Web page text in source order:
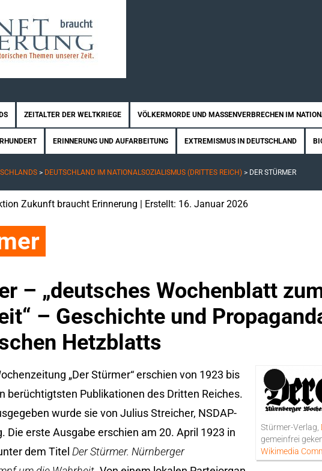
ZEITALTER DER WELTKRIEGE VÖLKERMORDE UND MASSENVERBRECHEN IM
ERINNERUNG UND AUFARBEITUNG EXTREMISMUS IN DEUTSCHLAND
> DEUTSCHLAND IM NATIONALSOZIALISMUS (DRITTES REICH) > DER STÜRMER
Zukunft braucht Erinnerung | Erstellt: 16. Januar 2026
– „deutsches Wochenblatt
– Geschichte und
Hetzblatts
Lange
Stürmer-Verlag,
gemeinfrei
Wikimedia
„Der Stürmer“ erschien von 1923 bis
berüchtigtsten Publikationen des Dritten Reiches.
wurde sie von Julius Streicher, NSDAP-
Die erste Ausgabe erschien am 20. April 1923 in
dem Titel Der Stürmer. Nürnberger